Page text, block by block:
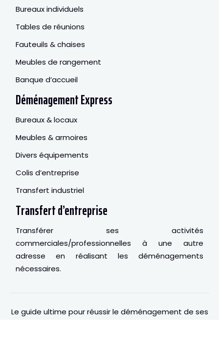
Bureaux individuels
Tables de réunions
Fauteuils & chaises
Meubles de rangement
Banque d’accueil
Déménagement Express
Bureaux & locaux
Meubles & armoires
Divers équipements
Colis d’entreprise
Transfert industriel
Transfert d’entreprise
Transférer ses activités
commerciales/professionnelles à une autre
adresse en réalisant les déménagements
nécessaires.
Le guide ultime pour réussir le déménagement de ses